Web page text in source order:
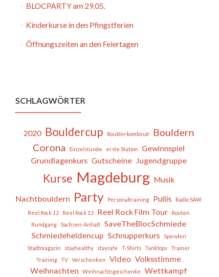
BLOCPARTY am 29.05.
Kinderkurse in den Pfingstferien
Öffnungszeiten an den Feiertagen
SCHLAGWÖRTER
2020 Bouldercup Boulderkombinat
Bouldern
Corona
Einzelstunde erste Station
Gewinnspiel
Grundlagenkurs Gutscheine Jugendgruppe
Kurse Magdeburg Musik
Nachtbouldern Party Personaltraining Pullis Radio SAW
Reel Rock 12 Reel Rock 13 Reel Rock Film Tour
Routen
Rundgang
Sachsen-Anhalt
SaveTheBlocSchmiede
Schmiedeheldencup Schnupperkurs
Spenden
Stadtmagazin
stayhealthy staysafe T-Shirts Tanktops
Trainer
Training
TV Verschenken Video Volksstimme
Weihnachten
Weihnachtsgeschenke
Wettkampf